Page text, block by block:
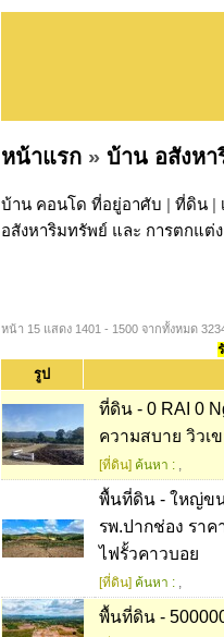
หน้าแรก » บ้าน อสังหา
บ้าน คอนโด ที่อยู่อาศับ | ที่ดิน |
อสังหาริมทรัพย์ และ การตกแต่
หน้า 15 แสดง 1401 - 1500 จากทั้งหมด
รูป
ที่ดิน - 0 RAI 0
ความสบาย วิวเ
[ที่ดิน] ค้นหา : ,
พื้นที่ดิน - ใหญ่ขน
รพ.ปากช่อง ราค
ไฟรั้วคาวบอย
[ที่ดิน] ค้นหา : ,
พื้นที่ดิน -